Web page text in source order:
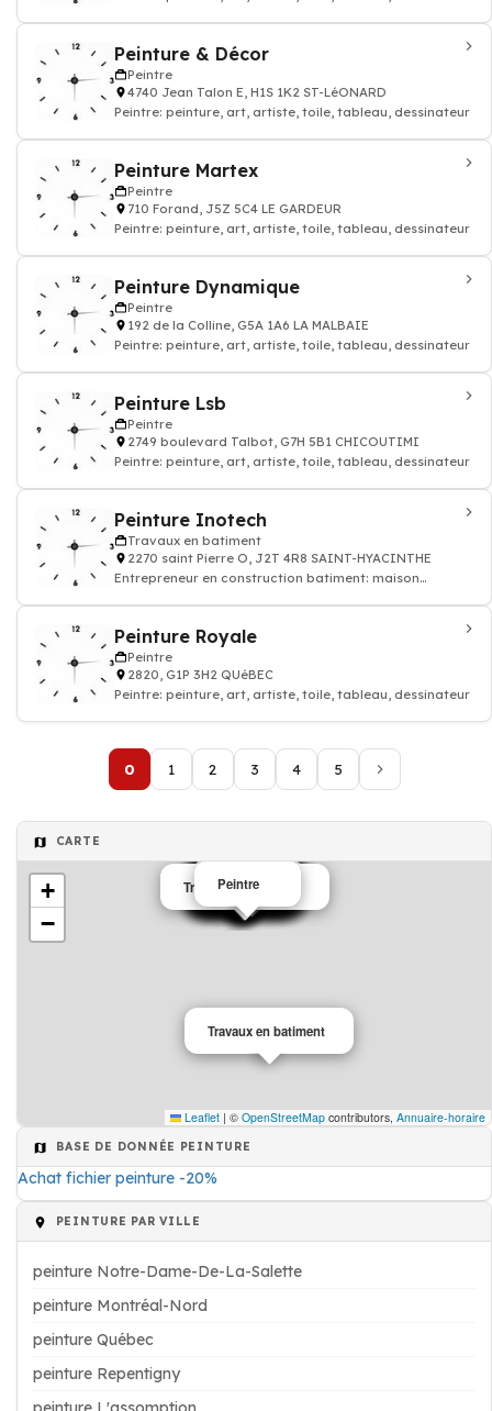
Peinture & Décor
Peintre
4740 Jean Talon E, H1S 1K2 ST-LéONARD
Peintre: peinture, art, artiste, toile, tableau, dessinateur
Peinture Martex
Peintre
710 Forand, J5Z 5C4 LE GARDEUR
Peintre: peinture, art, artiste, toile, tableau, dessinateur
Peinture Dynamique
Peintre
192 de la Colline, G5A 1A6 LA MALBAIE
Peintre: peinture, art, artiste, toile, tableau, dessinateur
Peinture Lsb
Peintre
2749 boulevard Talbot, G7H 5B1 CHICOUTIMI
Peintre: peinture, art, artiste, toile, tableau, dessinateur
Peinture Inotech
Travaux en batiment
2270 saint Pierre O, J2T 4R8 SAINT-HYACINTHE
Entrepreneur en construction batiment: maison
Peinture Royale
Peintre
2820, G1P 3H2 QUéBEC
Peintre: peinture, art, artiste, toile, tableau, dessinateur
0 1 2 3 4 5
CARTE
Peintre
Peintre
Peintre
Travaux en batiment
Peintre
Peintre
Menuiserie
Menuiserie
Peintre
Bâtiment
Peintre
Peintre
Peintre
Peintre
Peintre
Peintre
Peintre
Peintre
Travaux en batiment
Peintre
+
−
Leaflet | © OpenStreetMap contributors, Annuaire-horaire
BASE DE DONNÉE PEINTURE
Achat fichier peinture -20%
PEINTURE PAR VILLE
peinture Notre-Dame-De-La-Salette
peinture Montréal-Nord
peinture Québec
peinture Repentigny